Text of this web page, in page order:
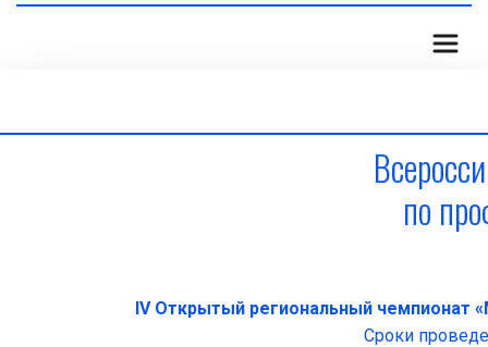
по
IV Открытый региональный чемпионат
Сроки